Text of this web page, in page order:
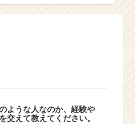
ような人なのか、経験や
交えて教えてください。